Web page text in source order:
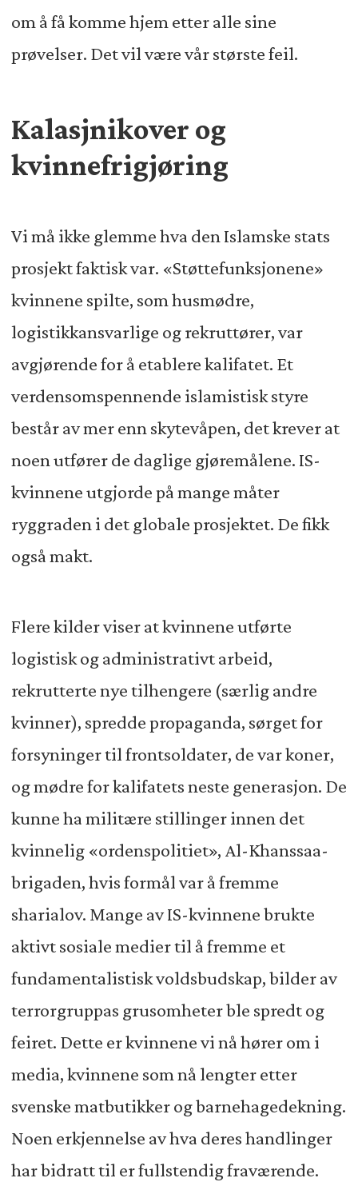
om å få komme hjem etter alle sine
prøvelser. Det vil være vår største feil.
Kalasjnikover og
kvinnefrigjøring
Vi må ikke glemme hva den Islamske stats
prosjekt faktisk var. «Støttefunksjonene»
kvinnene spilte, som husmødre,
logistikkansvarlige og rekruttører, var
avgjørende for å etablere kalifatet. Et
verdensomspennende islamistisk styre
består av mer enn skytevåpen, det krever at
noen utfører de daglige gjøremålene. IS-
kvinnene utgjorde på mange måter
ryggraden i det globale prosjektet. De fikk
også makt.
Flere kilder viser at kvinnene utførte
logistisk og administrativt arbeid,
rekrutterte nye tilhengere (særlig andre
kvinner), spredde propaganda, sørget for
forsyninger til frontsoldater, de var koner,
og mødre for kalifatets neste generasjon. De
kunne ha militære stillinger innen det
kvinnelig «ordenspolitiet», Al-Khanssaa-
brigaden, hvis formål var å fremme
sharialov. Mange av IS-kvinnene brukte
aktivt sosiale medier til å fremme et
fundamentalistisk voldsbudskap, bilder av
terrorgruppas grusomheter ble spredt og
feiret. Dette er kvinnene vi nå hører om i
media, kvinnene som nå lengter etter
svenske matbutikker og barnehagedekning.
Noen erkjennelse av hva deres handlinger
har bidratt til er fullstendig fraværende.